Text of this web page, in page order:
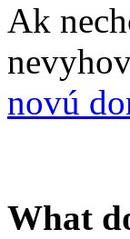
Ak
novú
What